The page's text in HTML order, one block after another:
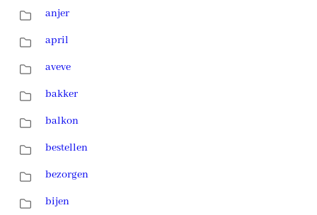
anjer
april
aveve
bakker
balkon
bestellen
bezorgen
bijen